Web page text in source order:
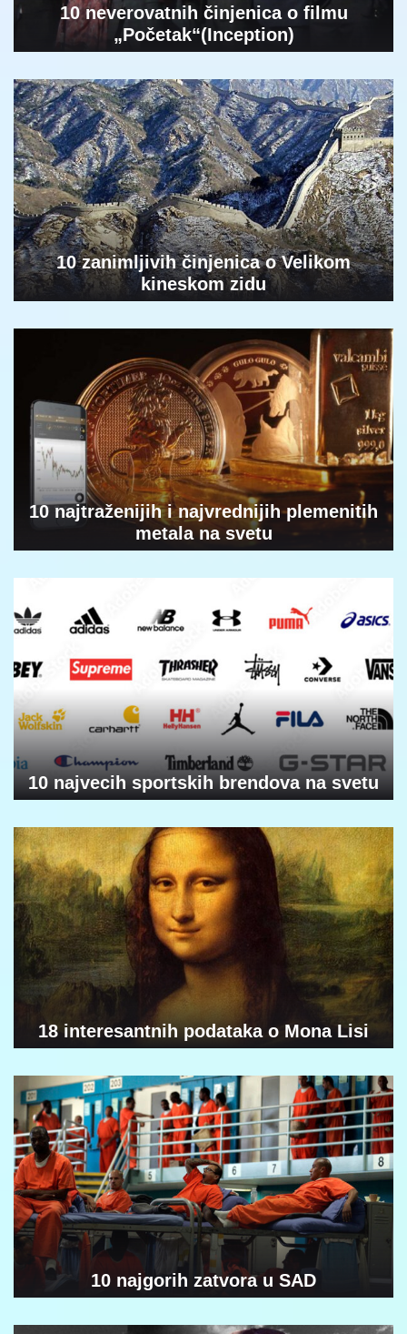
10 neverovatnih činjenica o filmu
„Početak“(Inception)
10 zanimljivih činjenica o Velikom
kineskom zidu
10 najtraženijih i najvrednijih plemenitih
metala na svetu
10 najvecih sportskih brendova na svetu
18 interesantnih podataka o Mona Lisi
10 najgorih zatvora u SAD